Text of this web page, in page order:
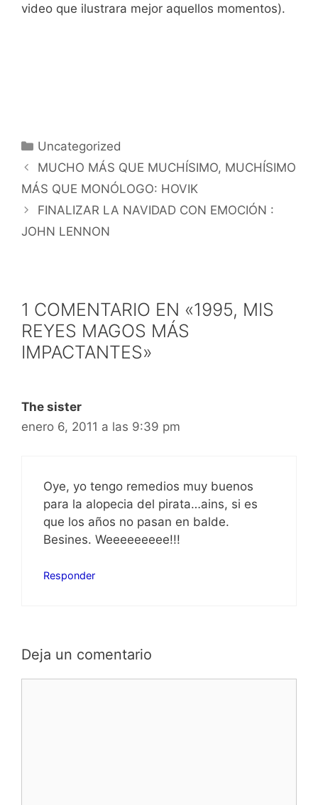
video que ilustrara mejor aquellos momentos).
Categorías
Uncategorized
MUCHO MÁS QUE MUCHÍSIMO, MUCHÍSIMO
MÁS QUE MONÓLOGO: HOVIK
FINALIZAR LA NAVIDAD CON EMOCIÓN :
JOHN LENNON
1 COMENTARIO EN «1995, MIS
REYES MAGOS MÁS
IMPACTANTES»
The sister
enero 6, 2011 a las 9:39 pm
Oye, yo tengo remedios muy buenos
para la alopecia del pirata…ains, si es
que los años no pasan en balde.
Besines. Weeeeeeeee!!!
Responder
Deja un comentario